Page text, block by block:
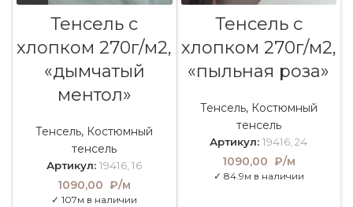
Тенсель с
хлопком 270г/м2,
«дымчатый
ментол»
Тенсель, Костюмный
тенсель
Артикул:19416, 16
1090,00 ₽/м
✓ 107м в наличии
Тенсель с
хлопком 270г/м2,
«пыльная роза»
Тенсель, Костюмный
тенсель
Артикул:19416, 24
1090,00 ₽/м
✓ 84.9м в наличии